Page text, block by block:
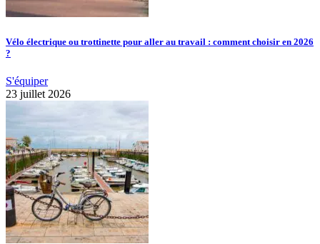
Vélo électrique ou trottinette pour aller au travail : comment choisir en 2026
?
S'équiper
23 juillet 2026